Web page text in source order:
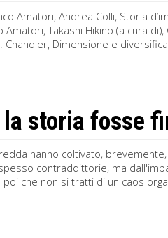
Amatori, Andrea Colli, Storia
Takashi Hikino (a cura
Dimensione e
la storia fosse
hanno coltivato,
contraddittorie, ma
che non si tratti di un caos